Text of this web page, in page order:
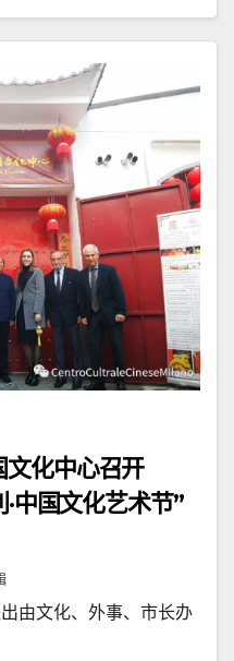
化中心召开
中国文化艺术节”
由文化、外事、市长办